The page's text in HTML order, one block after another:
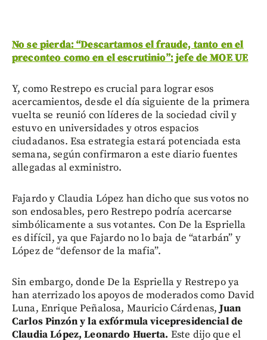
No se pierda: “Descartamos el fraude, tanto en el
preconteo como en el escrutinio”: jefe de MOE UE
Y, como Restrepo es crucial para lograr esos
acercamientos, desde el día siguiente de la primera
vuelta se reunió con líderes de la sociedad civil y
estuvo en universidades y otros espacios
ciudadanos. Esa estrategia estará potenciada esta
semana, según confirmaron a este diario fuentes
allegadas al exministro.
Fajardo y Claudia López han dicho que sus votos no
son endosables, pero Restrepo podría acercarse
simbólicamente a sus votantes. Con De la Espriella
es difícil, ya que Fajardo no lo baja de “atarbán” y
López de “defensor de la mafia”.
Sin embargo, donde De la Espriella y Restrepo ya
han aterrizado los apoyos de moderados como David
Luna, Enrique Peñalosa, Mauricio Cárdenas,Juan
Carlos Pinzón y la exfórmula vicepresidencial de
Claudia López, Leonardo Huerta. Este dijo que el